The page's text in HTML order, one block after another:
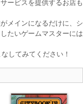
ービスを提供するお店も
メインになるだけに、シ
たいゲームマスターには
してみてください！